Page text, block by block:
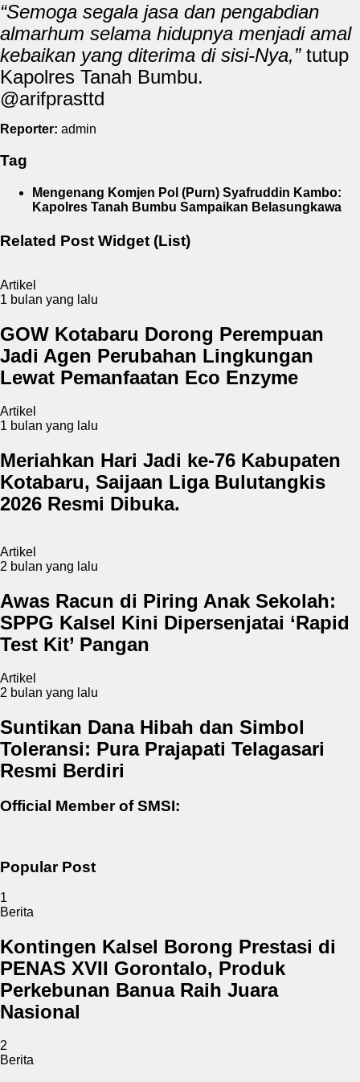
“Semoga segala jasa dan pengabdian
almarhum selama hidupnya menjadi amal
kebaikan yang diterima di sisi-Nya,”tutup
Kapolres Tanah Bumbu.
@arifprasttd
Reporter: admin
Tag
Mengenang Komjen Pol (Purn) Syafruddin Kambo:
Kapolres Tanah Bumbu Sampaikan Belasungkawa
Related Post Widget (List)
Artikel
1 bulan yang lalu
GOW Kotabaru Dorong Perempuan
Jadi Agen Perubahan Lingkungan
Lewat Pemanfaatan Eco Enzyme
Artikel
1 bulan yang lalu
Meriahkan Hari Jadi ke-76 Kabupaten
Kotabaru, Saijaan Liga Bulutangkis
2026 Resmi Dibuka.
Artikel
2 bulan yang lalu
Awas Racun di Piring Anak Sekolah:
SPPG Kalsel Kini Dipersenjatai ‘Rapid
Test Kit’ Pangan
Artikel
2 bulan yang lalu
Suntikan Dana Hibah dan Simbol
Toleransi: Pura Prajapati Telagasari
Resmi Berdiri
Official Member of SMSI:
Popular Post
1
Berita
Kontingen Kalsel Borong Prestasi di
PENAS XVII Gorontalo, Produk
Perkebunan Banua Raih Juara
Nasional
2
Berita